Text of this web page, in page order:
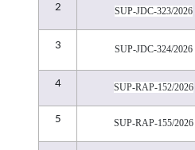
2 SUP-JDC-323/2026
3 SUP-JDC-324/2026
4 SUP-RAP-152/2026
5 SUP-RAP-155/2026